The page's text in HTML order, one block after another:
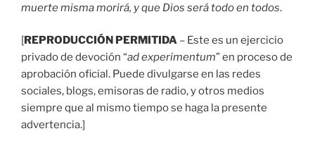
muerte misma morirá, y que Dios será todo en todos.
[REPRODUCCIÓN PERMITIDA – Este es un ejercicio
privado de devoción “ad experimentum” en proceso de
aprobación oficial. Puede divulgarse en las redes
sociales, blogs, emisoras de radio, y otros medios
siempre que al mismo tiempo se haga la presente
advertencia.]